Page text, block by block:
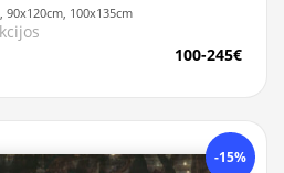
90x120cm, 100x135cm
100-245€
-15%